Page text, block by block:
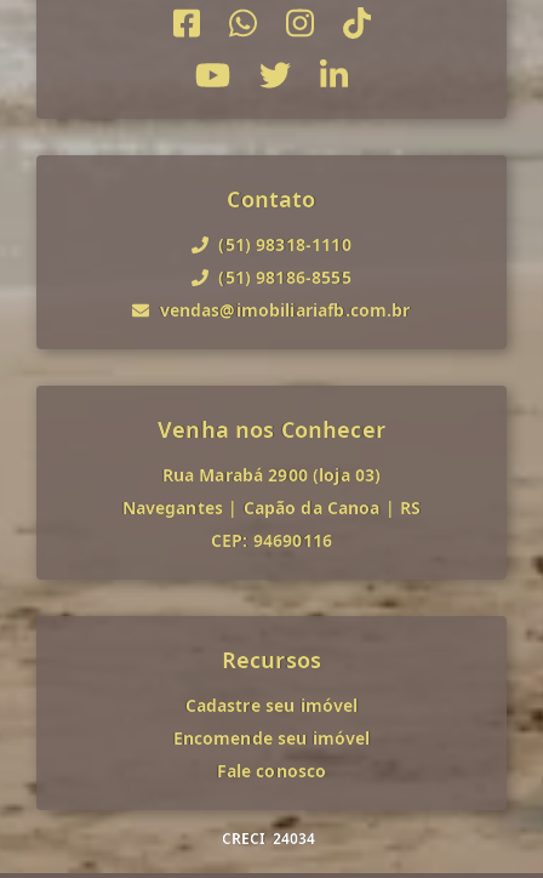
Contato
(51) 98318-1110
(51) 98186-8555
vendas@imobiliariafb.com.br
Venha nos Conhecer
Rua Marabá 2900 (loja 03)
Navegantes | Capão da Canoa | RS
CEP: 94690116
Recursos
Cadastre seu imóvel
Encomende seu imóvel
Fale conosco
CRECI 24034